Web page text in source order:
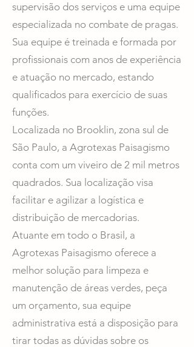
supervisão dos serviços e uma equipe
especializada no combate de pragas.
Sua equipe é treinada e formada por
profissionais com anos de experiência
e atuação no mercado, estando
qualificados para exercício de suas
funções.
Localizada no Brooklin, zona sul de
São Paulo, a Agrotexas Paisagismo
conta com um viveiro de 2 mil metros
quadrados. Sua localização visa
facilitar e agilizar a logística e
distribuição de mercadorias.
Atuante em todo o Brasil, a
Agrotexas Paisagismo oferece a
melhor solução para limpeza e
manutenção de áreas verdes, peça
um orçamento, sua equipe
administrativa está a disposição para
tirar todas as dúvidas sobre os